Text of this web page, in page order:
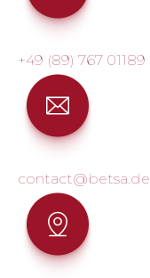
+49 (89) 767 01189
contact@betsa.de